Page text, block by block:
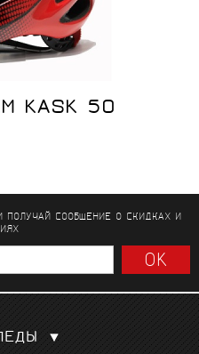
KASK 50
ПОЛУЧАЙ СООБЩЕНИЕО СКИДКАХ И